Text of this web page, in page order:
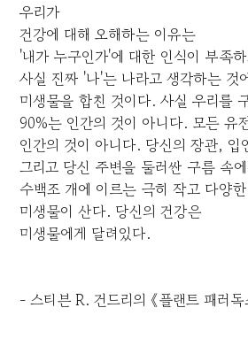
우리가
건강에 대해 오해하는 이유는
'내가 누구인가'에 대한 인식이 부족
사실 진짜 '나'는 나라고 생각하는 것
미생물을 합친 것이다. 사실 우리를
90%는 인간의 것이 아니다. 모든 유
인간의 것이 아니다. 당신의 장관, 입
그리고 당신 주변을 둘러싼 구름 속
수백조 개에 이르는 극히 작고 다양한
미생물이 산다. 당신의 건강은
미생물에게 달려있다.
- 스티븐 R. 건드리의 《플랜트 패러